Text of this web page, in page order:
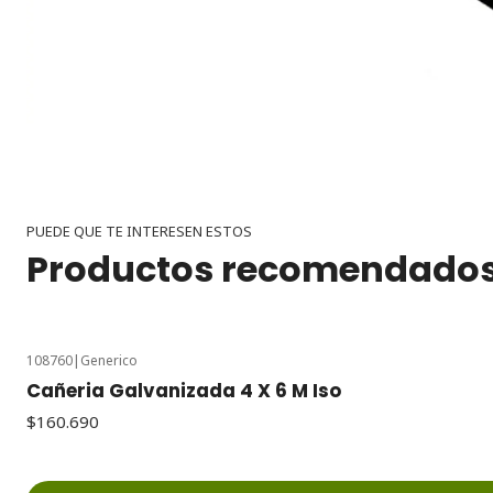
PUEDE QUE TE INTERESEN ESTOS
Productos
108760| Generico
Cañeria Galvanizada 4 X 6 M Iso
$160.690